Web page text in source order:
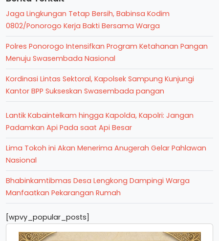
Jaga Lingkungan Tetap Bersih, Babinsa Kodim
0802/Ponorogo Kerja Bakti Bersama Warga
Polres Ponorogo Intensifkan Program Ketahanan Pangan
Menuju Swasembada Nasional
Kordinasi Lintas Sektoral, Kapolsek Sampung Kunjungi
Kantor BPP Sukseskan Swasembada pangan
Lantik Kabaintelkam hingga Kapolda, Kapolri: Jangan
Padamkan Api Pada saat Api Besar
Lima Tokoh ini Akan Menerima Anugerah Gelar Pahlawan
Nasional
Bhabinkamtibmas Desa Lengkong Dampingi Warga
Manfaatkan Pekarangan Rumah
[wpvy_popular_posts]